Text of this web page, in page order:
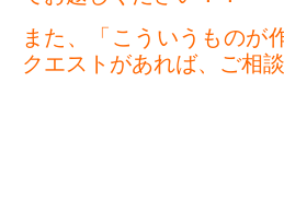
また、「こういうものが
クエストがあれば、ご相談